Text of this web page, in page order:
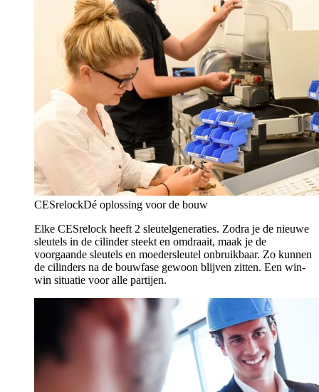
CESrelockDé oplossing voor de bouw
Elke CESrelock heeft 2 sleutelgeneraties. Zodra je de nieuwe
sleutels in de cilinder steekt en omdraait, maak je de
voorgaande sleutels en moedersleutel onbruikbaar. Zo kunnen
de cilinders na de bouwfase gewoon blijven zitten. Een win-
win situatie voor alle partijen.